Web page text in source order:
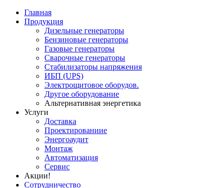
Главная
Продукция
Дизельные генераторы
Бензиновые генераторы
Газовые генераторы
Сварочные генераторы
Стабилизаторы напряжения
ИБП (UPS)
Электрощитовое оборудов.
Другое оборудование
Альтернативная энергетика
Услуги
Доставка
Проектированиие
Энергоаудит
Монтаж
Автоматизация
Сервис
Акции!
Сотрудничество